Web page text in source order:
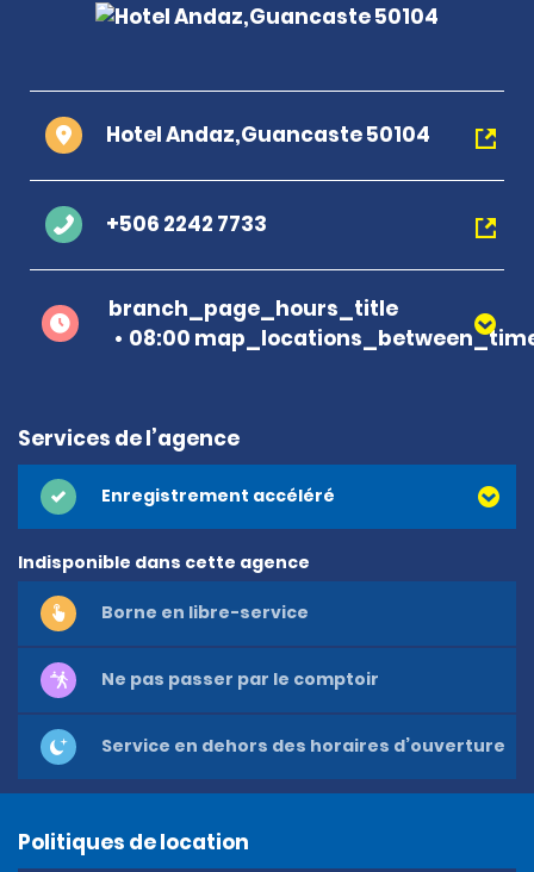
Hotel Andaz,Guancaste 50104
+506 2242 7733
branch_page_hours_title
08:00
Services de l’agence
Enregistrement accéléré
Indisponible dans cette agence
Borne en libre-service
Ne pas passer par le comptoir
Service en dehors des horaires d’ouverture
Politiques de location